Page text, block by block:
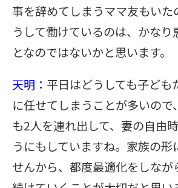
事を辞めてしまうママ友もいた
うして働けているのは、かなり
となのではないかと思います。
天明： 平日はどうしても子ども
に任せてしまうことが多いので
も2人を連れ出して、妻の自由
うにもしていますね。家族の形
せんから、都度最適化をしなが